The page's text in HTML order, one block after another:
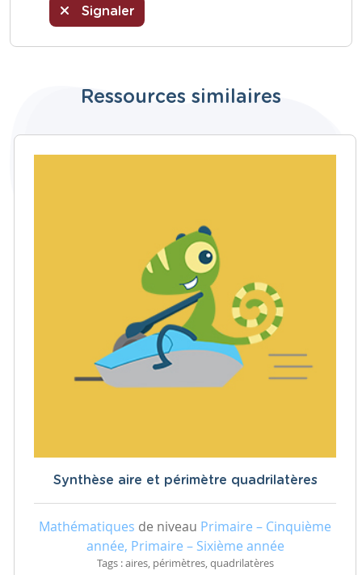
Signaler
Ressources similaires
Synthèse aire et périmètre quadrilatères
Mathématiques de niveau Primaire – Cinquième
année, Primaire – Sixième année
Tags : aires, périmètres, quadrilatères